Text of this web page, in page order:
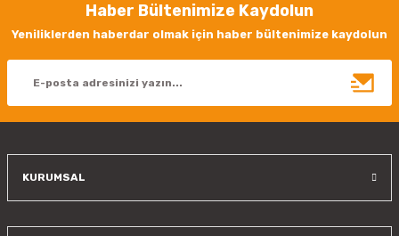
Ürün resmi kalitesiz, bozuk veya görüntülenemiyor.
Ürün bilgilerinde hatalar bulunuyor.
Haber Bültenimize Kaydolun
Yeniliklerden haberdar olmak için haber bültenimize kaydolun
KURUMSAL